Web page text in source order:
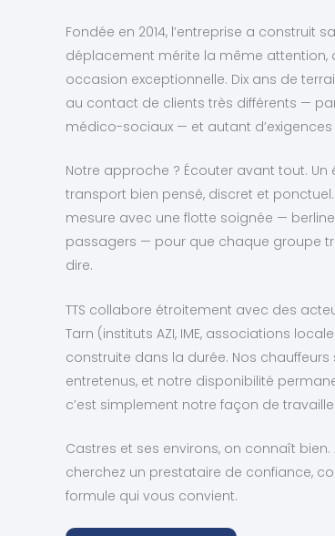
Fondée en 2014, l’entreprise a construit
déplacement mérite la même attention,
occasion exceptionnelle. Dix ans de
au contact de clients très différents —
médico-sociaux — et autant
Notre approche ? Écouter avant tout.
transport bien pensé, discret et
mesure avec une flotte soignée —
passagers — pour que chaque groupe
dire.
TTS collabore étroitement avec des
Tarn (instituts AZI, IME, associations
construite dans la durée. Nos
entretenus, et notre disponibilité
c’est simplement notre façon de
Castres et ses environs, on connaît
cherchez un prestataire de confiance,
formule qui vous convient.